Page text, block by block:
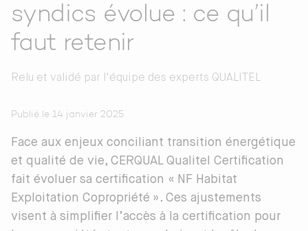
syndics évolue : ce qu’il
faut retenir
Relu et validé par l'équipe des experts QUALITEL
Publié le 14 janvier 2025
Face aux enjeux conciliant transition énergétique
et qualité de vie, CERQUAL Qualitel Certification
fait évoluer sa certification « NF Habitat
Exploitation Copropriété ». Ces ajustements
visent à simplifier l’accès à la certification pour